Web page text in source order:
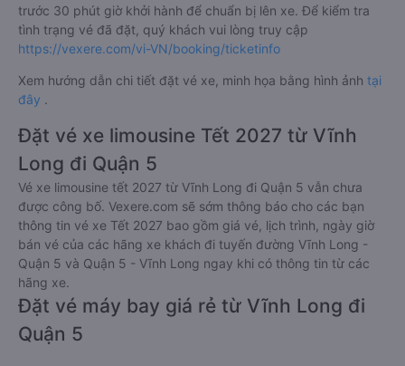
trước 30 phút giờ khởi hành để chuẩn bị lên xe. Để kiểm tra
tình trạng vé đã đặt, quý khách vui lòng truy cập
https://vexere.com/vi-VN/booking/ticketinfo
Xem hướng dẫn chi tiết đặt vé xe, minh họa bằng hình ảnh tại
đây .
Đặt vé xe limousine Tết 2027 từ Vĩnh
Long đi Quận 5
Vé xe limousine tết 2027 từ Vĩnh Long đi Quận 5 vẫn chưa
được công bố. Vexere.com sẽ sớm thông báo cho các bạn
thông tin vé xe Tết 2027 bao gồm giá vé, lịch trình, ngày giờ
bán vé của các hãng xe khách đi tuyến đường Vĩnh Long -
Quận 5 và Quận 5 - Vĩnh Long ngay khi có thông tin từ các
hãng xe.
Đặt vé máy bay giá rẻ từ Vĩnh Long đi
Quận 5